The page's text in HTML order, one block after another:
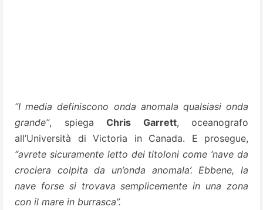
“I media definiscono onda anomala qualsiasi onda
grande”, spiega Chris Garrett, oceanografo
all’Università di Victoria in Canada. E prosegue,
“avrete sicuramente letto dei titoloni come ‘nave da
crociera colpita da un’onda anomala’. Ebbene, la
nave forse si trovava semplicemente in una zona
con il mare in burrasca”.